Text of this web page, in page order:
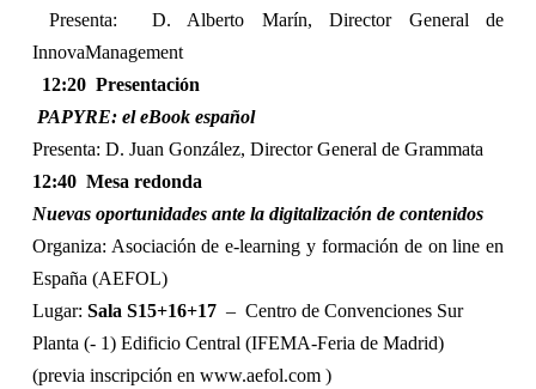
Presenta:
D. Alberto Marín, Director General de
InnovaManagement
12:20 Presentación
PAPYRE: el eBook español
Presenta: D. Juan González, Director General de Grammata
12:40 Mesa redonda
Nuevas oportunidades ante la digitalización de contenidos
Organiza: Asociación de e-learning y formación de on line en
España (AEFOL)
Lugar: Sala S15+16+17 – Centro de Convenciones Sur
Planta (- 1) Edificio Central (IFEMA-Feria de Madrid)
(previa inscripción en www.aefol.com)